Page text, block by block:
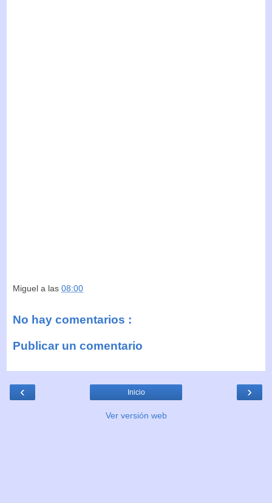
Miguel a las 08:00
No hay comentarios :
Publicar un comentario
‹ ›
Inicio
Ver versión web